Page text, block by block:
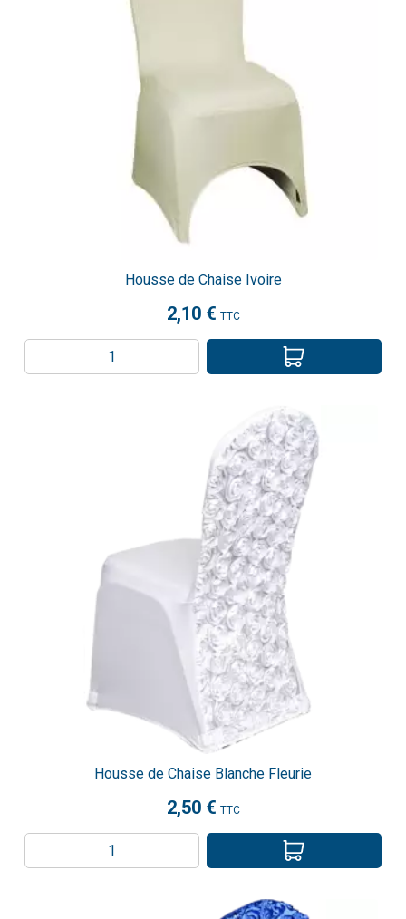
Housse de Chaise Ivoire
2,10 € TTC
Housse de Chaise Blanche Fleurie
2,50 € TTC